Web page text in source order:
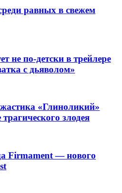
равных в свежем
не по-детски в трейлере
с дьяволом»
«Глиноликий»
злодея
Firmament — нового